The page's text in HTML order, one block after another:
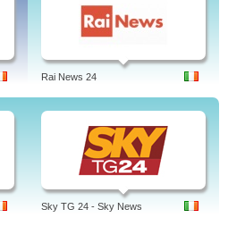
Rai News 24
Sky TG 24 - Sky News